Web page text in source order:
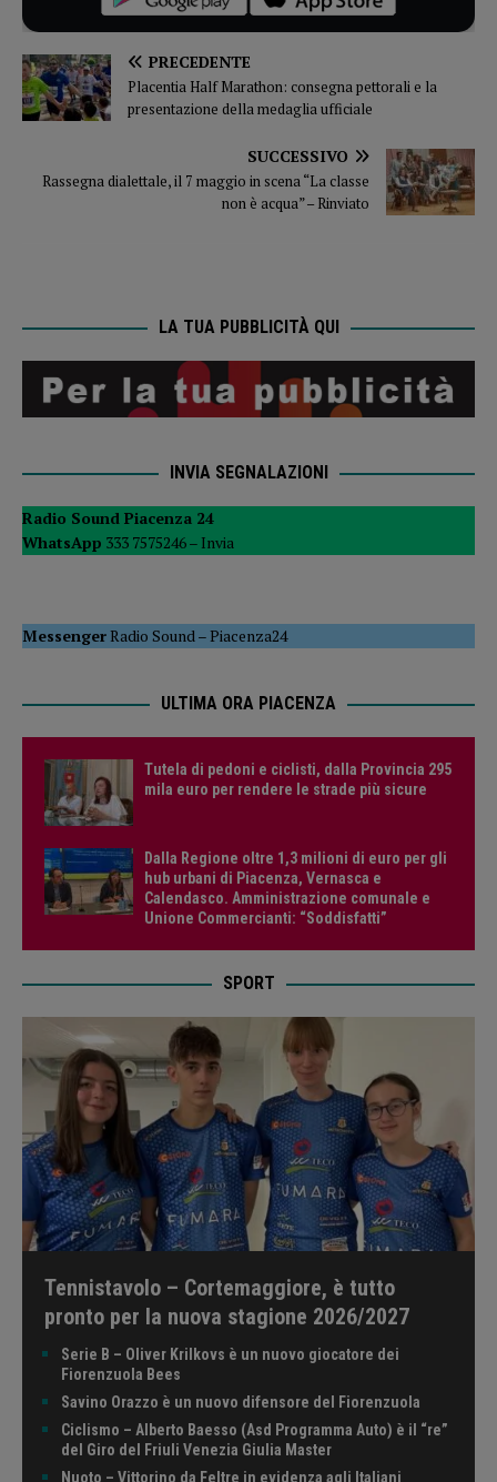
PRECEDENTE
Placentia Half Marathon: consegna pettorali e la
presentazione della medaglia ufficiale
SUCCESSIVO
Rassegna dialettale, il 7 maggio in scena “La classe
non è acqua” – Rinviato
LA TUA PUBBLICITÀ QUI
INVIA SEGNALAZIONI
Radio Sound Piacenza 24
WhatsApp 333 7575246 – Invia
MessengerRadio Sound–Piacenza24
ULTIMA ORA PIACENZA
Tutela di pedoni e ciclisti, dalla Provincia 295
mila euro per rendere le strade più sicure
Dalla Regione oltre 1,3 milioni di euro per gli
hub urbani di Piacenza, Vernasca e
Calendasco. Amministrazione comunale e
Unione Commercianti: “Soddisfatti”
SPORT
Tennistavolo – Cortemaggiore, è tutto
pronto per la nuova stagione 2026/2027
Serie B – Oliver Krilkovs è un nuovo giocatore dei
Fiorenzuola Bees
Savino Orazzo è un nuovo difensore del Fiorenzuola
Ciclismo – Alberto Baesso (Asd Programma Auto) è il “re”
del Giro del Friuli Venezia Giulia Master
Nuoto – Vittorino da Feltre in evidenza agli Italiani